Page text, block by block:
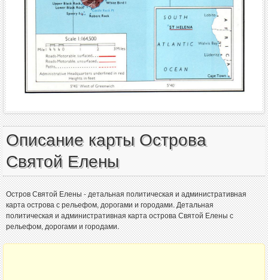
Описание карты Острова
Святой Елены
Остров Святой Елены - детальная политическая и административная
карта острова с рельефом, дорогами и городами. Детальная
политическая и административная карта острова Святой Елены с
рельефом, дорогами и городами.